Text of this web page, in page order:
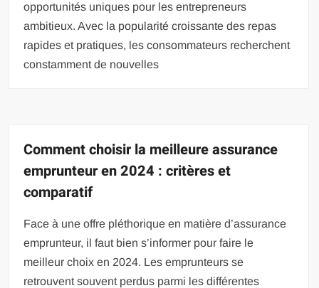
opportunités uniques pour les entrepreneurs
ambitieux. Avec la popularité croissante des repas
rapides et pratiques, les consommateurs recherchent
constamment de nouvelles
Comment choisir la meilleure assurance
emprunteur en 2024 : critères et
comparatif
Face à une offre pléthorique en matière d’assurance
emprunteur, il faut bien s’informer pour faire le
meilleur choix en 2024. Les emprunteurs se
retrouvent souvent perdus parmi les différentes